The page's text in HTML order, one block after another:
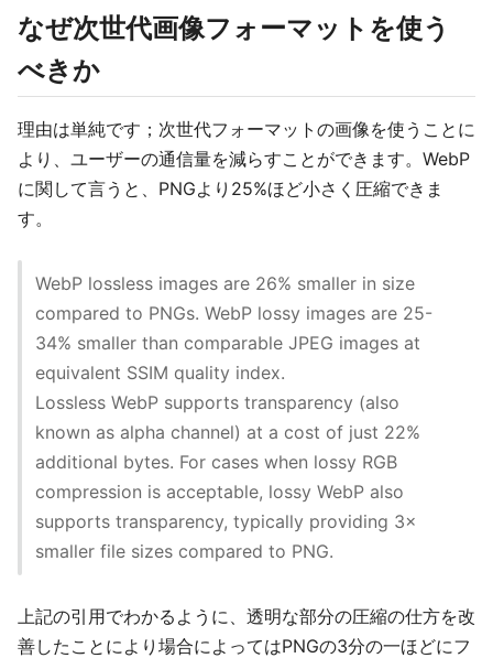
なぜ次世代画像フォーマットを使う
べきか
理由は単純です；次世代フォーマットの画像を使うことに
より、ユーザーの通信量を減らすことができます。WebP
に関して言うと、PNGより25%ほど小さく圧縮できま
す。
WebP lossless images are 26% smaller in size
compared to PNGs. WebP lossy images are 25-
34% smaller than comparable JPEG images at
equivalent SSIM quality index.
Lossless WebP supports transparency (also
known as alpha channel) at a cost of just 22%
additional bytes. For cases when lossy RGB
compression is acceptable, lossy WebP also
supports transparency, typically providing 3×
smaller file sizes compared to PNG.
上記の引用でわかるように、透明な部分の圧縮の仕方を改
善したことにより場合によってはPNGの3分の一ほどにフ